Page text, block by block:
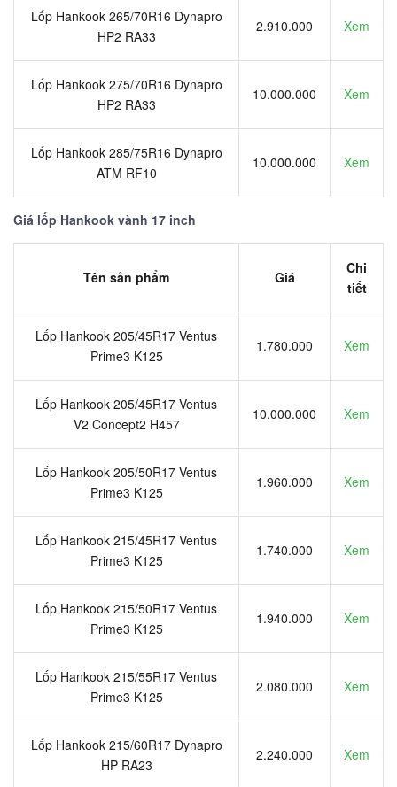
Lốp Hankook 265/70R16 Dynapro
HP2 RA33
2.910.000 Xem
Lốp Hankook 275/70R16 Dynapro
HP2 RA33
10.000.000 Xem
Lốp Hankook 285/75R16 Dynapro
ATM RF10
10.000.000 Xem
Giá lốp Hankook vành 17 inch
Tên sản phẩm Giá
Chi
tiết
Lốp Hankook 205/45R17 Ventus
Prime3 K125
1.780.000 Xem
Lốp Hankook 205/45R17 Ventus
V2 Concept2 H457
10.000.000 Xem
Lốp Hankook 205/50R17 Ventus
Prime3 K125
1.960.000 Xem
Lốp Hankook 215/45R17 Ventus
Prime3 K125
1.740.000 Xem
Lốp Hankook 215/50R17 Ventus
Prime3 K125
1.940.000 Xem
Lốp Hankook 215/55R17 Ventus
Prime3 K125
2.080.000 Xem
Lốp Hankook 215/60R17 Dynapro
HP RA23
2.240.000 Xem